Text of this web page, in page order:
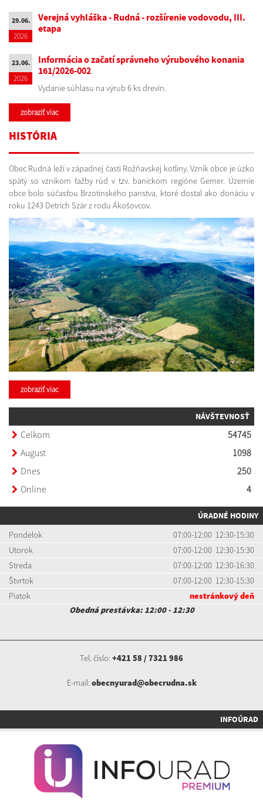
29.06.
2026
Verejná vyhláška - Rudná - rozšírenie vodovodu, III.
etapa
23.06.
2026
Informácia o začatí správneho výrubového konania
161/2026-002
Vydanie súhlasu na výrub 6 ks drevín.
zobraziť viac
HISTÓRIA
Obec Rudná leží v západnej časti Rožňavskej kotliny. Vznik obce je úzko
spätý so vznikom ťažby rúd v tzv. baníckom regióne Gemer. Územie
obce bolo súčasťou Brzotinského panstva, ktoré dostal ako donáciu v
roku 1243 Detrich Szár z rodu Ákošovcov.
zobraziť viac
NÁVŠTEVNOSŤ
ÚRADNÉ HODINY
Pondelok
07:00-12:00 12:30-15:30
Utorok
07:00-12:00 12:30-15:30
Streda
07:00-12:00 12:30-16:30
Štvrtok
07:00-12:00 12:30-15:30
Piatok
nestránkový deň
Obedná prestávka: 12:00 - 12:30
Tel. číslo: +421 58 / 7321 986
E-mail: obecnyurad@obecrudna.sk
INFOÚRAD